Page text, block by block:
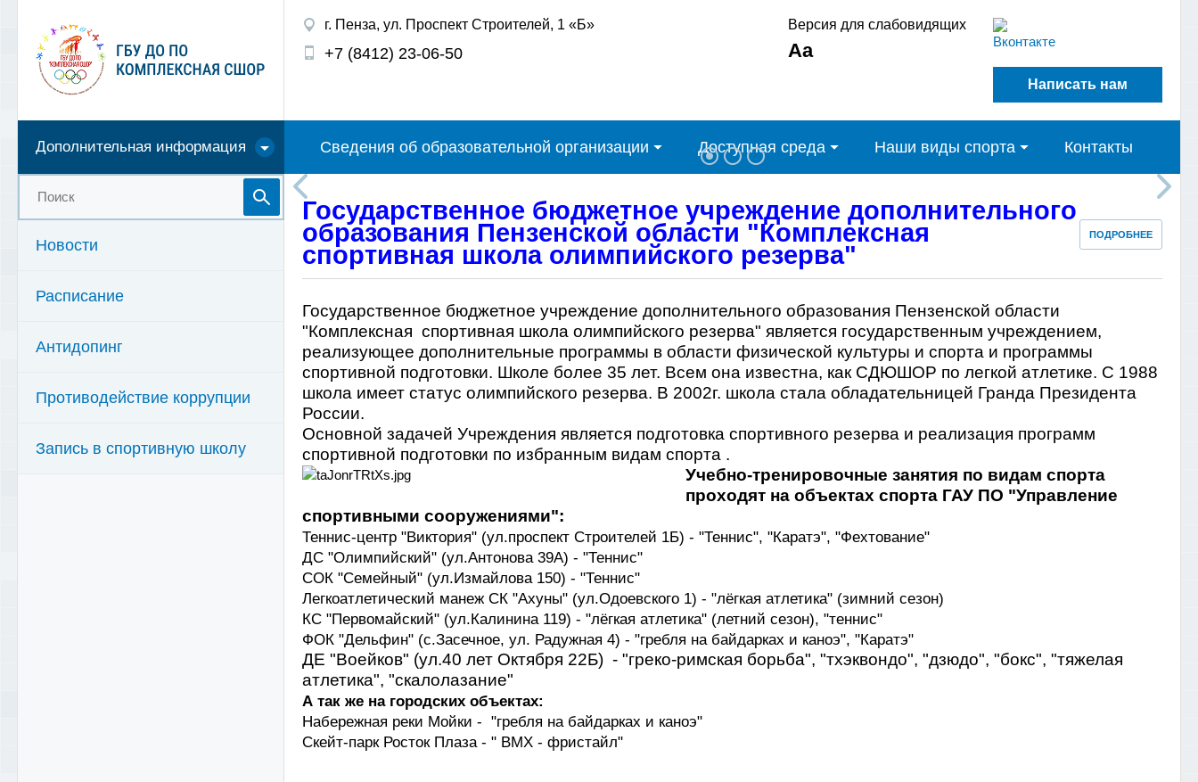
г. Пенза, ул. Проспект Строителей, 1 «Б»
+7 (8412) 23-06-50
Версия для слабовидящих
Аа
Написать нам
Дополнительная информация
Новости
Расписание
Антидопинг
Противодействие коррупции
Запись в спортивную школу
Сведения об образовательной организации Доступная среда Наши виды спорта Контакты
Государственное бюджетное учреждение дополнительного
образования Пензенской области "Комплексная
спортивная школа олимпийского резерва"
ПОДРОБНЕЕ
Государственное бюджетное учреждение дополнительного образования Пензенской области
"Комплексная спортивная школа олимпийского резерва" является государственным учреждением,
реализующее дополнительные программы в области физической культуры и спорта и программы
спортивной подготовки. Школе более 35 лет. Всем она известна, как СДЮШОР по легкой атлетике. С 1988
школа имеет статус олимпийского резерва. В 2002г. школа стала обладательницей Гранда Президента
России.
Основной задачей Учреждения является подготовка спортивного резерва и реализация программ
спортивной подготовки по избранным видам спорта .
Учебно-тренировочные занятия по видам спорта
проходят на объектах спорта ГАУ ПО "Управление
спортивными сооружениями":
Теннис-центр "Виктория" (ул.проспект Строителей 1Б) - "Теннис", "Каратэ", "Фехтование"
ДС "Олимпийский" (ул.Антонова 39А) - "Теннис"
СОК "Семейный" (ул.Измайлова 150) - "Теннис"
Легкоатлетический манеж СК "Ахуны" (ул.Одоевского 1) - "лёгкая атлетика" (зимний сезон)
КС "Первомайский" (ул.Калинина 119) - "лёгкая атлетика" (летний сезон), "теннис"
ФОК "Дельфин" (с.Засечное, ул. Радужная 4) - "гребля на байдарках и каноэ", "Каратэ"
ДЕ "Воейков" (ул.40 лет Октября 22Б) - "греко-римская борьба", "тхэквондо", "дзюдо", "бокс", "тяжелая
атлетика", "скалолазание"
А так же на городских объектах:
Набережная реки Мойки - "гребля на байдарках и каноэ"
Скейт-парк Росток Плаза - " ВМХ - фристайл"